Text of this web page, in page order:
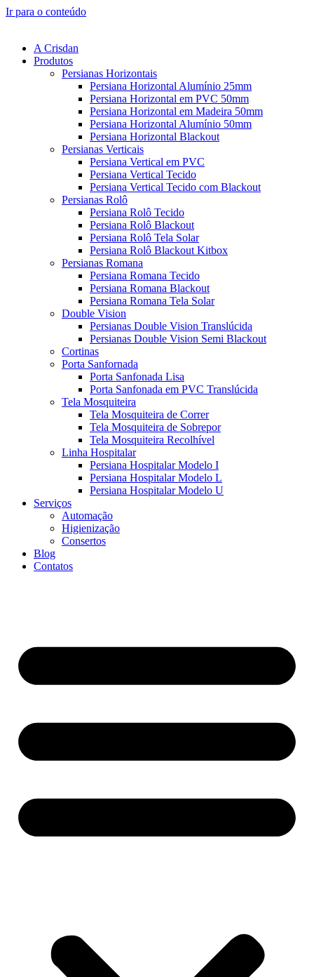
Ir para o conteúdo
A Crisdan
Produtos
Persianas Horizontais
Persiana Horizontal Alumínio 25mm
Persiana Horizontal em PVC 50mm
Persiana Horizontal em Madeira 50mm
Persiana Horizontal Alumínio 50mm
Persiana Horizontal Blackout
Persianas Verticais
Persiana Vertical em PVC
Persiana Vertical Tecido
Persiana Vertical Tecido com Blackout
Persianas Rolô
Persiana Rolô Tecido
Persiana Rolô Blackout
Persiana Rolô Tela Solar
Persiana Rolô Blackout Kitbox
Persianas Romana
Persiana Romana Tecido
Persiana Romana Blackout
Persiana Romana Tela Solar
Double Vision
Persianas Double Vision Translúcida
Persianas Double Vision Semi Blackout
Cortinas
Porta Sanfornada
Porta Sanfonada Lisa
Porta Sanfonada em PVC Translúcida
Tela Mosquiteira
Tela Mosquiteira de Correr
Tela Mosquiteira de Sobrepor
Tela Mosquiteira Recolhível
Linha Hospitalar
Persiana Hospitalar Modelo I
Persiana Hospitalar Modelo L
Persiana Hospitalar Modelo U
Serviços
Automação
Higienização
Consertos
Blog
Contatos